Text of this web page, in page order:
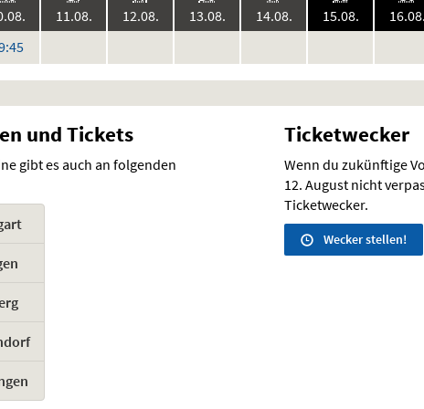
2026:
Uhr
11.08.2026:
Vorstellungen
12.08.2026:
Vorstellungen
13.08.2026:
Vorstellungen
14.08.2026:
Vorstellungen
15.08.2026:
Vorstellungen
16.08.
und Tickets
gibt es auch an folgenden
Ticketwecker
Wenn du zukünftige
12. August nicht
Ticketwecker.
Wecker stellen!